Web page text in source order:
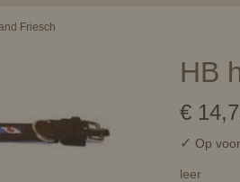
Friesch
HB
€
✓ Op
leer